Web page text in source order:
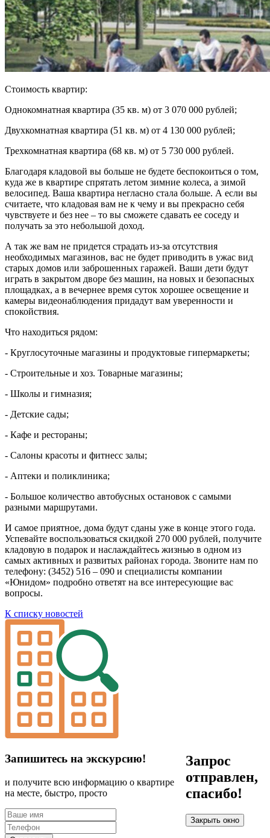
Стоимость квартир:
Однокомнатная квартира (35 кв. м) от 3 070 000 рублей;
Двухкомнатная квартира (51 кв. м) от 4 130 000 рублей;
Трехкомнатная квартира (68 кв. м) от 5 730 000 рублей.
Благодаря кладовой вы больше не будете беспокоиться о том,
куда же в квартире спрятать летом зимние колеса, а зимой
велосипед. Ваша квартира негласно стала больше. А если вы
считаете, что кладовая вам не к чему и вы прекрасно себя
чувствуете и без нее – то вы сможете сдавать ее соседу и
получать за это небольшой доход.
А так же вам не придется страдать из-за отсутствия
необходимых магазинов, вас не будет приводить в ужас вид
старых домов или заброшенных гаражей. Ваши дети будут
играть в закрытом дворе без машин, на новых и безопасных
площадках, а в вечернее время суток хорошее освещение и
камеры видеонаблюдения придадут вам уверенности и
спокойствия.
Что находиться рядом:
- Круглосуточные магазины и продуктовые гипермаркеты;
- Строительные и хоз. Товарные магазины;
- Школы и гимназия;
- Детские сады;
- Кафе и рестораны;
- Салоны красоты и фитнесс залы;
- Аптеки и поликлиника;
- Большое количество автобусных остановок с самыми
разными маршрутами.
И самое приятное, дома будут сданы уже в конце этого года.
Успевайте воспользоваться скидкой 270 000 рублей, получите
кладовую в подарок и наслаждайтесь жизнью в одном из
самых активных и развитых районах города. Звоните нам по
телефону: (3452) 516 – 090 и специалисты компании
«Юнидом» подробно ответят на все интересующие вас
вопросы.
К списку новостей
Запишитесь на экскурсию!
и получите всю информацию о квартире
на месте, быстро, просто
Запрос
отправлен,
спасибо!
Закрыть окно